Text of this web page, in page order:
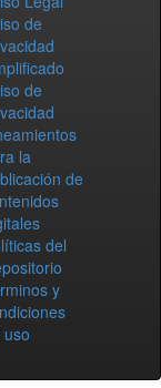
de
de
la
de
del
y